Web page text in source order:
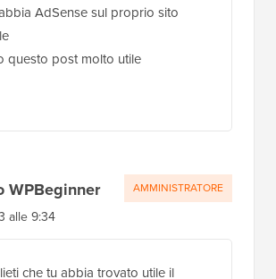
AdSense sul proprio sito
questo post molto utile
WPBeginner
alle 9:34
che tu abbia trovato utile il
AMMINISTRATORE